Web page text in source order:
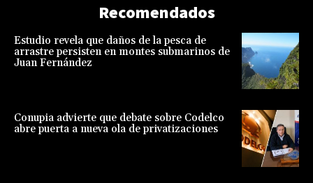
Recomendados
Estudio revela que daños de la pesca de
arrastre persisten en montes submarinos de
Juan Fernández
Conupia advierte que debate sobre Codelco
abre puerta a nueva ola de privatizaciones